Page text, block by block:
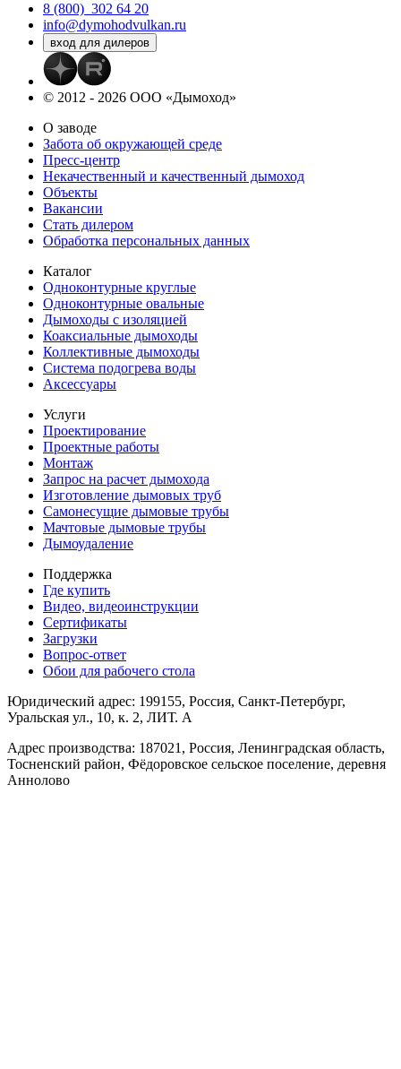
8 (800) 302 64 20
info@dymohodvulkan.ru
© 2012 - 2026 ООО «Дымоход»
О заводе
Забота об окружающей среде
Пресс-центр
Некачественный и качественный дымоход
Объекты
Вакансии
Стать дилером
Обработка персональных данных
Каталог
Одноконтурные круглые
Одноконтурные овальные
Дымоходы с изоляцией
Коаксиальные дымоходы
Коллективные дымоходы
Система подогрева воды
Аксессуары
Услуги
Проектирование
Проектные работы
Монтаж
Запрос на расчет дымохода
Изготовление дымовых труб
Самонесущие дымовые трубы
Мачтовые дымовые трубы
Дымоудаление
Поддержка
Где купить
Видео, видеоинструкции
Сертификаты
Загрузки
Вопрос-ответ
Обои для рабочего стола
Юридический адрес: 199155, Россия, Санкт-Петербург,
Уральская ул., 10, к. 2, ЛИТ. А
Адрес производства: 187021, Россия, Ленинградская область,
Тосненский район, Фёдоровское сельское поселение, деревня
Аннолово